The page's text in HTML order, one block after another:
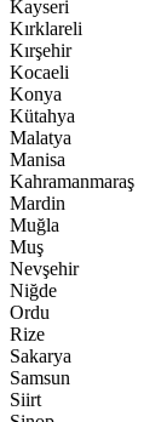
Kayseri
Kırklareli
Kırşehir
Kocaeli
Konya
Kütahya
Malatya
Manisa
Kahramanmaraş
Mardin
Muğla
Muş
Nevşehir
Niğde
Ordu
Rize
Sakarya
Samsun
Siirt